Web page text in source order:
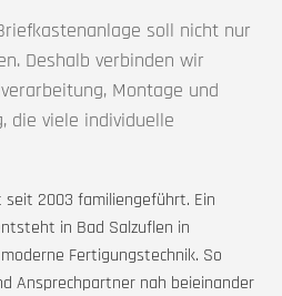
soll nicht nur
Deshalb verbinden wir
Montage und
die viele individuelle
2003 familiengeführt. Ein
in Bad Salzuflen in
Fertigungstechnik. So
Ansprechpartner nah beieinander